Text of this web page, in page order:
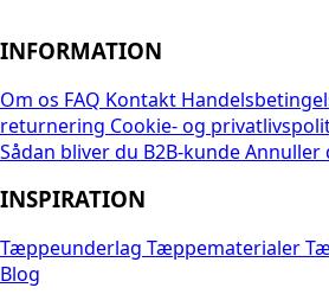
INFORMATION
Om os FAQ Kontakt
returnering Cookie- og
Sådan bliver du B2B-kundeAnnuller
INSPIRATION
Tæppeunderlag Tæppematerialer
Blog